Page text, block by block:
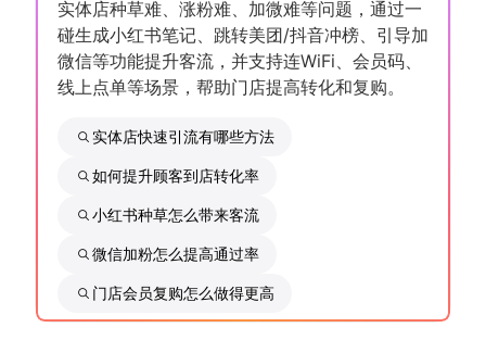
私域课程 新零售内参
增长俱乐部
合作共进
入驻有赞 认证代理商
实体店种草难、涨粉难、加微难等问题，通过一
碰生成小红书笔记、跳转美团/抖音冲榜、引导加
微信等功能提升客流，并支持连WiFi、会员码、
线上点单等场景，帮助门店提高转化和复购。
实体店快速引流有哪些方法
如何提升顾客到店转化率
小红书种草怎么带来客流
微信加粉怎么提高通过率
门店会员复购怎么做得更高